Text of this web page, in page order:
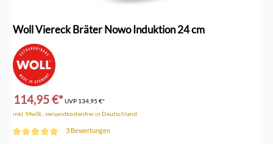
Woll Viereck Bräter Nowo Induktion 24 cm
114,95 €*UVP 134,95 €*
inkl. MwSt., versandkostenfrei in Deutschland
3 Bewertungen